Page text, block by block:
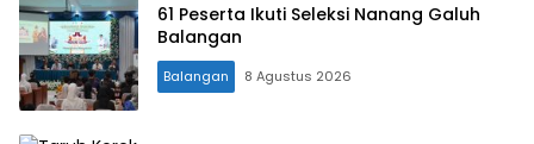
61 Peserta Ikuti Seleksi Nanang Galuh
Balangan
Balangan 8 Agustus 2026